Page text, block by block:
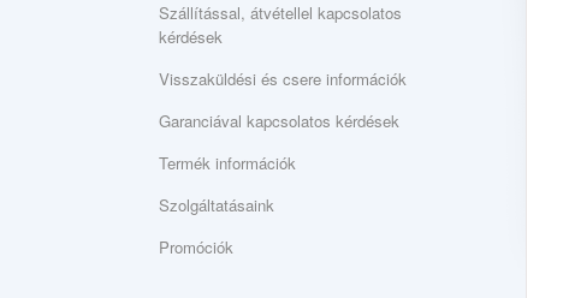
Szállítással, átvétellel kapcsolatos
kérdések
Visszaküldési és csere információk
Garanciával kapcsolatos kérdések
Termék információk
Szolgáltatásaink
Promóciók